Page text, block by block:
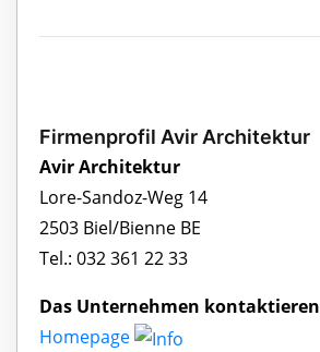
Firmenprofil Avir Architektur
Avir Architektur
Lore-Sandoz-Weg 14
2503 Biel/Bienne BE
Tel.: 032 361 22 33
Das Unternehmen kontaktieren
Homepage